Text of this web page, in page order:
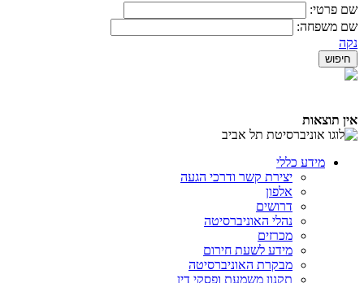
שם פרטי:
שם משפחה:
נקה
אין תוצאות
מידע כללי
יצירת קשר ודרכי הגעה
אלפון
דרושים
נהלי האוניברסיטה
מכרזים
מידע לשעת חירום
מבקרת האוניברסיטה
תקנון משמעת ופסקי דין